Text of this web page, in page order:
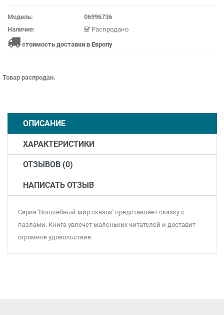
Модель:
06996736
Наличие:
Распродано
стоимость доставки в Европу
Товар распродан.
ОПИСАНИЕ
ХАРАКТЕРИСТИКИ
ОТЗЫВОВ (0)
НАПИСАТЬ ОТЗЫВ
Серия 'Волшебный мир сказок' представляет сказку с
пазлами. Книга увлечет маленьких читателей и доставит
огромное удовольствие.